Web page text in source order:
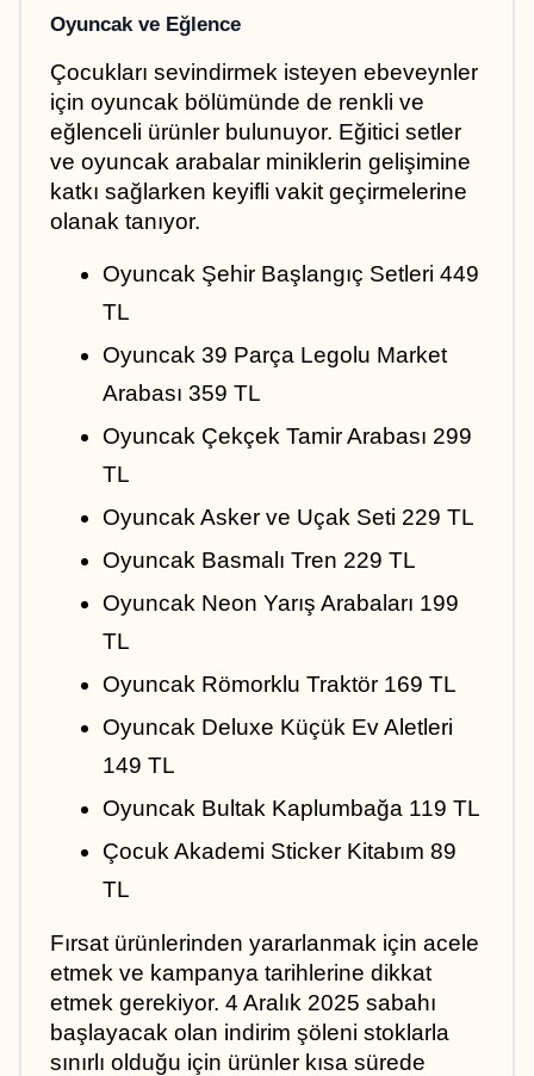
Oyuncak ve Eğlence
Çocukları sevindirmek isteyen ebeveynler
için oyuncak bölümünde de renkli ve
eğlenceli ürünler bulunuyor. Eğitici setler
ve oyuncak arabalar miniklerin gelişimine
katkı sağlarken keyifli vakit geçirmelerine
olanak tanıyor.
Oyuncak Şehir Başlangıç Setleri 449
TL
Oyuncak 39 Parça Legolu Market
Arabası 359 TL
Oyuncak Çekçek Tamir Arabası 299
TL
Oyuncak Asker ve Uçak Seti 229 TL
Oyuncak Basmalı Tren 229 TL
Oyuncak Neon Yarış Arabaları 199
TL
Oyuncak Römorklu Traktör 169 TL
Oyuncak Deluxe Küçük Ev Aletleri
149 TL
Oyuncak Bultak Kaplumbağa 119 TL
Çocuk Akademi Sticker Kitabım 89
TL
Fırsat ürünlerinden yararlanmak için acele
etmek ve kampanya tarihlerine dikkat
etmek gerekiyor. 4 Aralık 2025 sabahı
başlayacak olan indirim şöleni stoklarla
sınırlı olduğu için ürünler kısa sürede